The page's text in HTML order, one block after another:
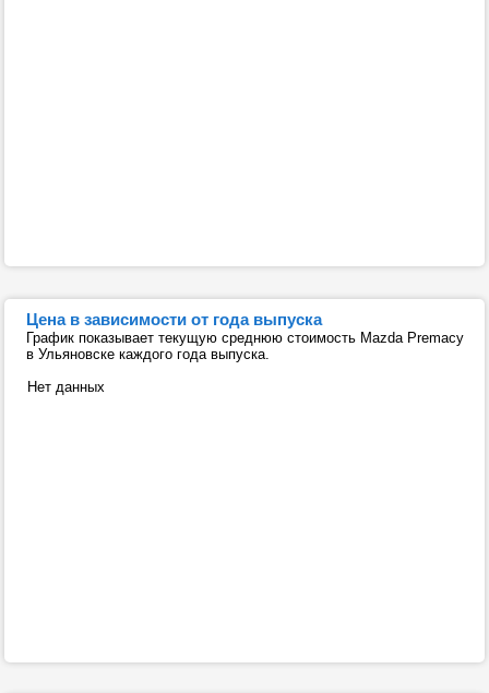
Цена в зависимости от года выпуска
График показывает текущую среднюю стоимость Mazda Premacy
в Ульяновске каждого года выпуска.
Нет данных